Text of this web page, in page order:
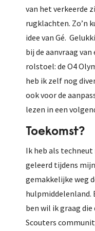
van het verkeerde
rugklachten. Zo’n
idee van Gé.
bij de aanvraag
rolstoel: de O4
heb ik zelf nog
ook voor de
lezen in een
Toekomst?
Ik heb als
geleerd tijdens
gemakkelijke weg
hulpmiddelenland.
ben wil ik graag
Scouters